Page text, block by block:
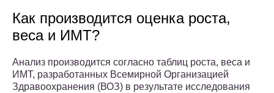
Как производится оценка роста,
веса и ИМТ?
Анализ производится согласно таблиц роста, веса и
ИМТ, разработанных Всемирной Организацией
Здравоохранения (ВОЗ) в результате исследования